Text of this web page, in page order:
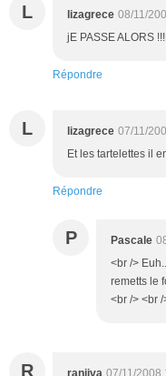
L lizagrece 08/11/
jE PASSE ALORS
Répondre
L lizagrece 07/11/
Et les tartelettes il
Répondre
P Pascale
<br />
remetts le
<br /> <br /
R